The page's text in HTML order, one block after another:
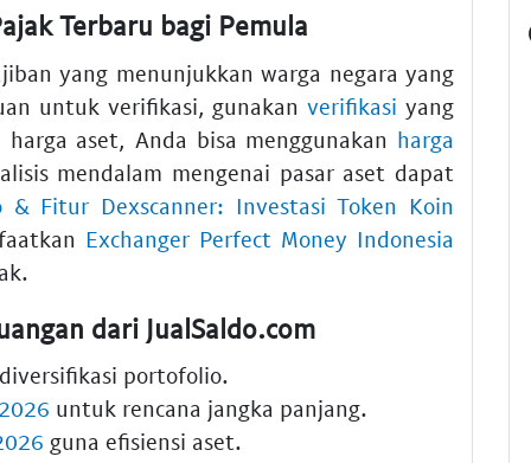
Terbaru bagi Pemula
yang menunjukkan warga negara yang
untuk verifikasi, gunakanverifikasi yang
aset, Anda bisa menggunakan harga
mendalam mengenai pasar aset dapat
& Fitur Dexscanner: Investasi Token Koin
Exchanger Perfect Money Indonesia
dari JualSaldo.com
portofolio.
untuk rencana jangka panjang.
guna efisiensi aset.